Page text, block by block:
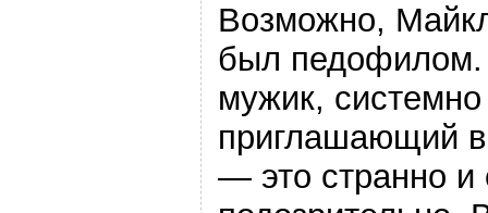
Возможно,
был
мужик, системно
приглашающий в
— это странно и